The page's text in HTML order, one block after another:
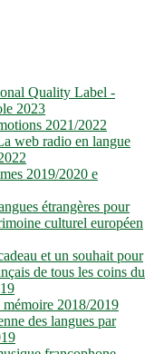
Quality Label -
2023
2021/2022
web radio en langue
2019/2020 e
étrangères pour
culturel européen
et un souhait pour
de tous les coins du
mémoire 2018/2019
des langues par